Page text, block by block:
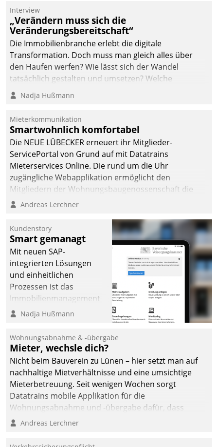
Die monatlichen
Mitteilungen zum
Heizungs- und
Wasserverbrauch gehen
automatisiert, vollständig
und auf Wunsch über
mehrere zuvor
Kommunikationswege bei
Interview
„Verändern muss sich die
Veränderungsbereitschaft“
Die Immobilienbranche erlebt die digitale
Transformation. Doch muss man gleich alles über
den Haufen werfen? Wie lässt sich der Wandel
tatsächlich gestalten und umsetzen? Welche
Argumente zählen wirklich?
Nadja Hußmann
Mieterkommunikation
Smartwohnlich komfortabel
Die NEUE LÜBECKER erneuert ihr Mitglieder-
ServicePortal von Grund auf mit Datatrains
Mieterservices Online. Die rund um die Uhr
zugängliche Webapplikation ermöglicht den
Mitgliedern der Wohnungs­bau­genossenschaft die
Kontaktaufnahme per Smartphone, Tablet oder PC.
Andreas Lerchner
Kundenstory
Smart gemanagt
Mit neuen SAP-
integrierten Lösungen
und einheitlichen
Prozessen ist das
Immobilienmanagement
der Bayerischen
Ressort Kapitalanlage für
künftige Aufgaben und
Herausforderungen
gerüstet.
Nadja Hußmann
Wohnungsabnahme & -übergabe
Mieter, wechsle dich?
Nicht beim Bauverein zu Lünen – hier setzt man auf
nachhaltige Mietverhältnisse und eine umsichtige
Mieterbetreuung. Seit wenigen Wochen sorgt
Datatrains mobile Applikation für die
Wohnungsabnahme und -übergabe dafür, dass
Mieter wohlgeordnet kommen und, so es sein muss,
Andreas Lerchner